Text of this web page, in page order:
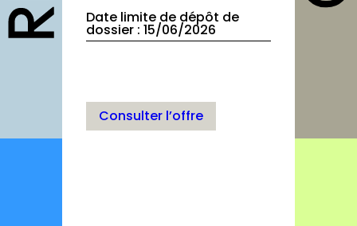
Grilles
Chartes
Forum
Date limite de dépôt de
dossier : 15/06/2026
Consulter l’offre